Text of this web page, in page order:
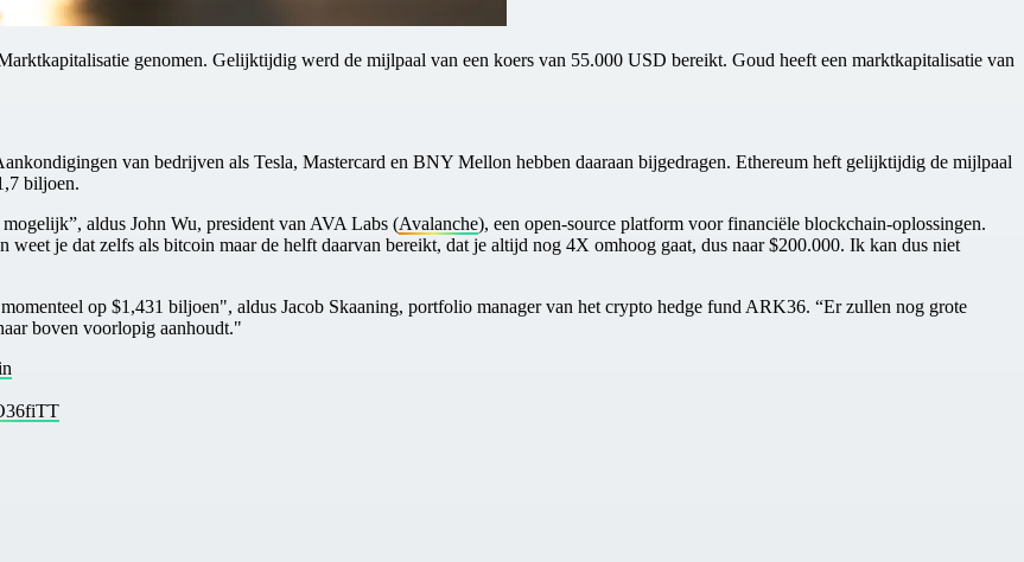
genomen. Gelijktijdig werd de mijlpaal van een koers van 55.000 USD bereikt. Goud heeft een marktkapitalisatie van
van bedrijven als Tesla, Mastercard en BNY Mellon hebben daaraan bijgedragen. Ethereum heft gelijktijdig de mijlpaal
biljoen.
aldus John Wu, president van AVA Labs (Avalanche), een open-source platform voor financiële blockchain-oplossingen.
je dat zelfs als bitcoin maar de helft daarvan bereikt, dat je altijd nog 4X omhoog gaat, dus naar $200.000. Ik kan dus niet
op $1,431 biljoen", aldus Jacob Skaaning, portfolio manager van het crypto hedge fund ARK36. “Er zullen nog grote
boven voorlopig aanhoudt."